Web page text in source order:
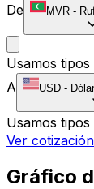
De
MVR -
Usamos
A
USD -
Usamos
Ver
Gráfico